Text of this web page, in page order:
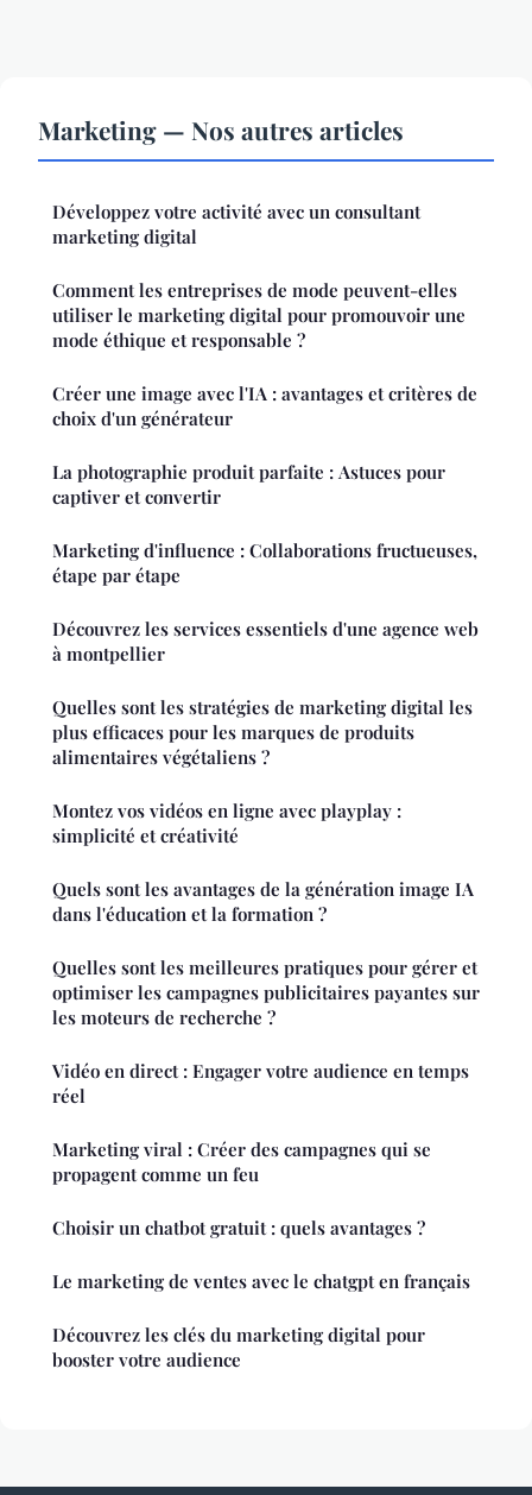
Marketing — Nos autres articles
Développez votre activité avec un consultant
marketing digital
Comment les entreprises de mode peuvent-elles
utiliser le marketing digital pour promouvoir une
mode éthique et responsable ?
Créer une image avec l'IA : avantages et critères de
choix d'un générateur
La photographie produit parfaite : Astuces pour
captiver et convertir
Marketing d'influence : Collaborations fructueuses,
étape par étape
Découvrez les services essentiels d'une agence web
à montpellier
Quelles sont les stratégies de marketing digital les
plus efficaces pour les marques de produits
alimentaires végétaliens ?
Montez vos vidéos en ligne avec playplay :
simplicité et créativité
Quels sont les avantages de la génération image IA
dans l'éducation et la formation ?
Quelles sont les meilleures pratiques pour gérer et
optimiser les campagnes publicitaires payantes sur
les moteurs de recherche ?
Vidéo en direct : Engager votre audience en temps
réel
Marketing viral : Créer des campagnes qui se
propagent comme un feu
Choisir un chatbot gratuit : quels avantages ?
Le marketing de ventes avec le chatgpt en français
Découvrez les clés du marketing digital pour
booster votre audience